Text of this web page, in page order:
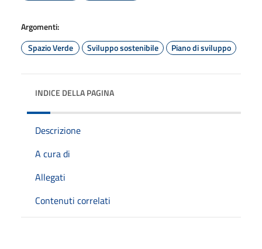
Argomenti:
Spazio Verde
Sviluppo sostenibile Piano di sviluppo
INDICE DELLA PAGINA
Descrizione
A cura di
Allegati
Contenuti correlati